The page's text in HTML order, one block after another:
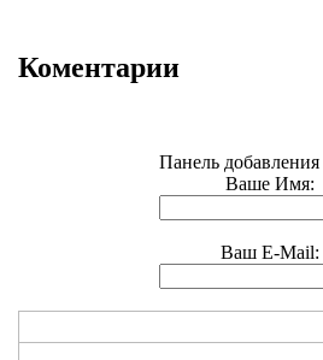
Коментарии
Панель добавления
Ваше Имя:
Ваш E-Mail: